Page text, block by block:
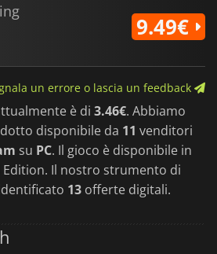
9.49€
un errore o lascia un feedback
è di 3.46€. Abbiamo
disponibile da 11 venditori
su PC. Il gioco è disponibile in
Il nostro strumento di
13 offerte digitali.